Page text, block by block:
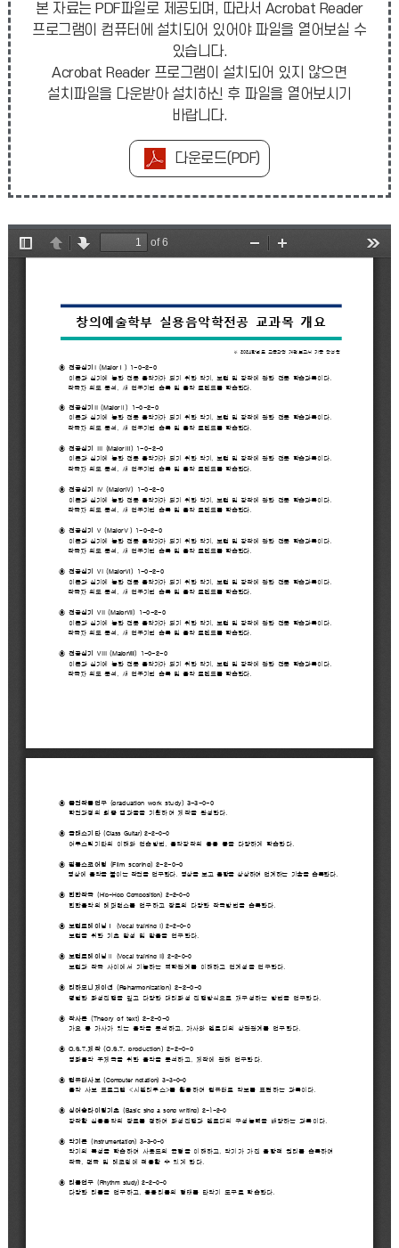
본 자료는 PDF파일로 제공되며, 따라서 Acrobat Reader
프로그램이 컴퓨터에 설치되어 있어야 파일을 열어보실 수
있습니다.
Acrobat Reader 프로그램이 설치되어 있지 않으면
설치파일을 다운받아 설치하신 후 파일을 열어보시기
바랍니다.
다운로드(PDF)